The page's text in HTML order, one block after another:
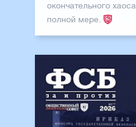
окончательного
полной мере.